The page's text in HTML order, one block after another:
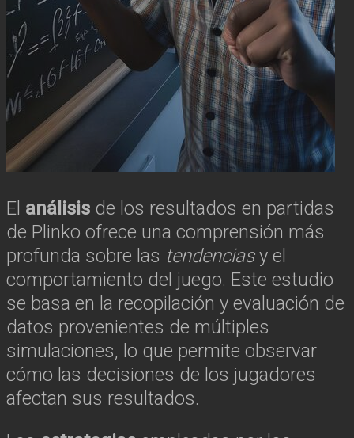
El análisis de los resultados en partidas
de Plinko ofrece una comprensión más
profunda sobre las tendenciasy el
comportamiento del juego. Este estudio
se basa en la recopilación y evaluación de
datos provenientes de múltiples
simulaciones, lo que permite observar
cómo las decisiones de los jugadores
afectan sus resultados.